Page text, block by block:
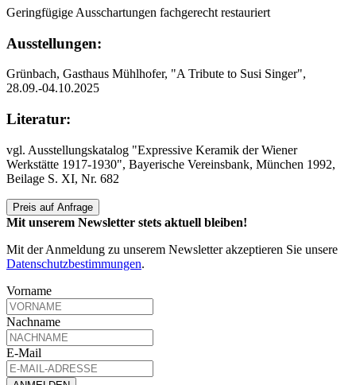
Geringfügige Ausschartungen fachgerecht restauriert
Ausstellungen:
Grünbach, Gasthaus Mühlhofer, "A Tribute to Susi Singer",
28.09.-04.10.2025
Literatur:
vgl. Ausstellungskatalog "Expressive Keramik der Wiener
Werkstätte 1917-1930", Bayerische Vereinsbank, München 1992,
Beilage S. XI, Nr. 682
Preis auf Anfrage
Mit unserem Newsletter stets aktuell bleiben!
Mit der Anmeldung zu unserem Newsletter akzeptieren Sie unsere
Datenschutzbestimmungen.
Vorname
Nachname
E-Mail